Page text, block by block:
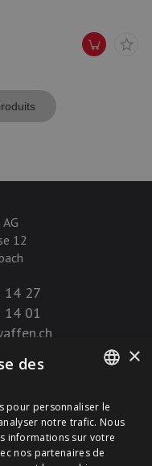
12
14 27
14 01
FRENCH
×
des
pour personnaliser le
notre trafic. Nous
informations sur votre
nos partenaires de